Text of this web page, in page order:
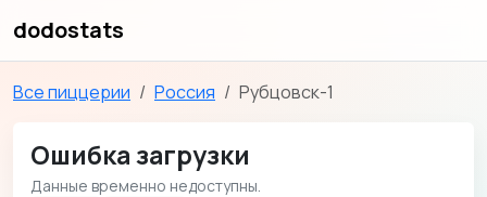
dodostats
Все пиццерии Россия Рубцовск-1
Ошибка загрузки
Данные временно недоступны.